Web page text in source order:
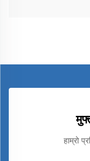
हाम्रो